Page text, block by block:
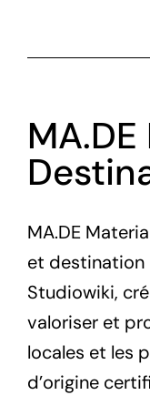
MA.DE
et
Studiowiki,
valoriser et
locales et les
d’origine